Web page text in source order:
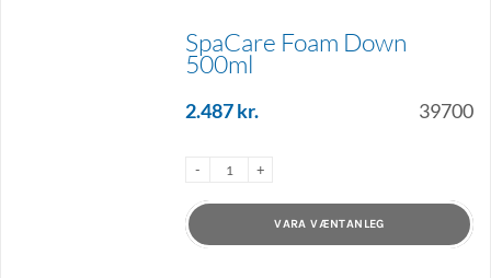
SpaCare Foam Down
500ml
2.487kr. 39700
VARA VÆNTANLEG